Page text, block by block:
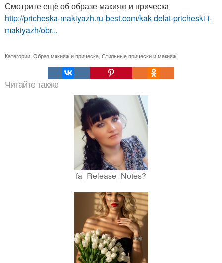
Смотрите ещё об образе макияж и прическа
http://pricheska-makiyazh.ru-best.com/kak-delat-pricheski-i-
makiyazh/obr...
Категории: Образ макияж и прическа Стильные прически и макияж
Читайте также
fa_Release_Notes?